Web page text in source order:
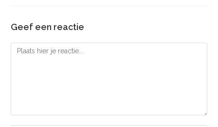
Geef een reactie